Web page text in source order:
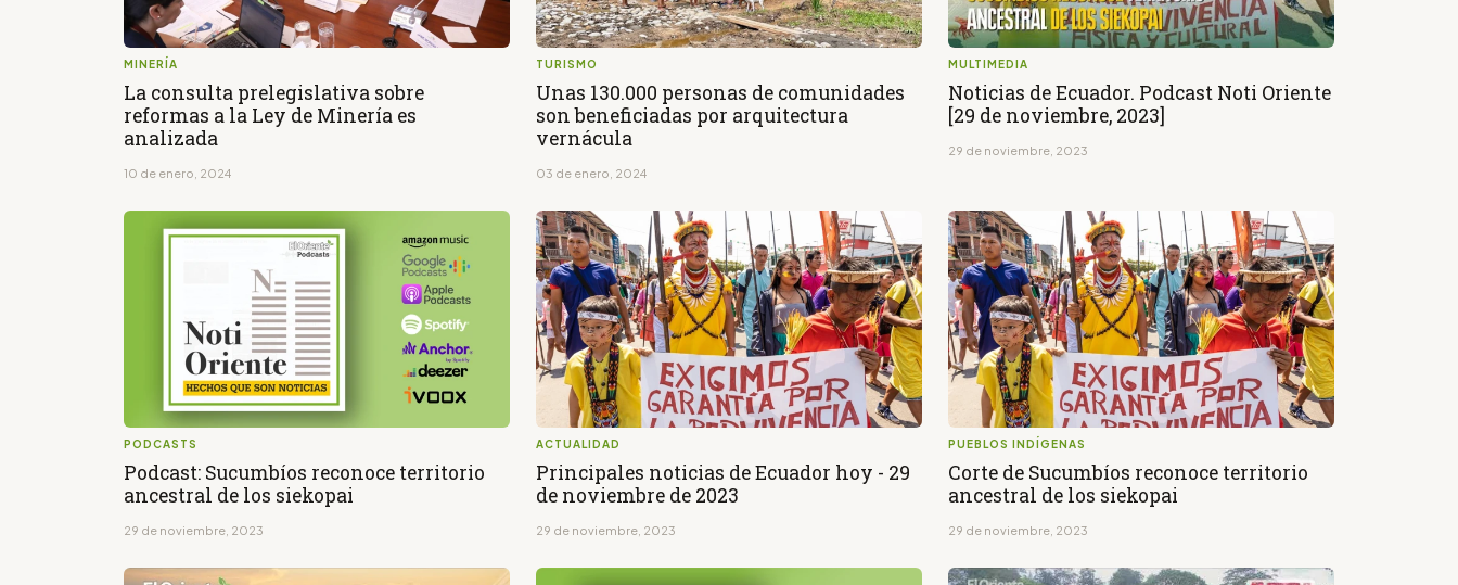
MINERÍA
La consulta prelegislativa sobre
reformas a la Ley de Minería es
analizada
10 de enero, 2024
TURISMO
Unas 130.000 personas de comunidades
son beneficiadas por arquitectura
vernácula
03 de enero, 2024
MULTIMEDIA
Noticias de Ecuador. Podcast Noti Oriente
[29 de noviembre, 2023]
29 de noviembre, 2023
PODCASTS
Podcast: Sucumbíos reconoce territorio
ancestral de los siekopai
29 de noviembre, 2023
ACTUALIDAD
Principales noticias de Ecuador hoy - 29
de noviembre de 2023
29 de noviembre, 2023
PUEBLOS INDÍGENAS
Corte de Sucumbíos reconoce territorio
ancestral de los siekopai
29 de noviembre, 2023